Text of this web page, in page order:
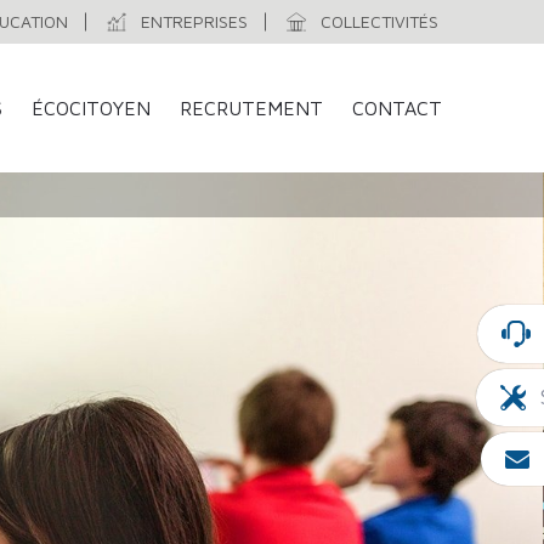
ENTREPRISES COLLECTIVITÉS
ÉCOCITOYEN RECRUTEMENT CONTACT